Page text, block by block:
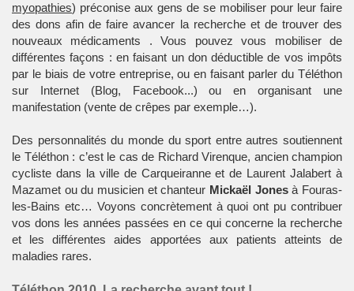
myopathies) préconise aux gens de se mobiliser pour leur faire
des dons afin de faire avancer la recherche et de trouver des
nouveaux médicaments
. Vous pouvez vous mobiliser de
différentes façons : en faisant un don déductible de vos impôts
par le biais de votre entreprise, ou en faisant parler du Téléthon
sur Internet
(Blog, Facebook...) ou en organisant une
manifestation (vente de crêpes par exemple…).
Des personnalités du monde dusport entre autres soutiennent
le Téléthon: c’est le cas de Richard Virenque, ancien champion
cycliste dans la ville de Carqueiranne et de Laurent Jalabert à
Mazamet ou du musicien et chanteur Mickaël Jonesà Fouras-
les-Bains etc… Voyons concrètement à quoi ont pu contribuer
vos dons les années passées en ce qui concerne la recherche
et les différentes aides apportées aux patients atteints de
maladies rares.